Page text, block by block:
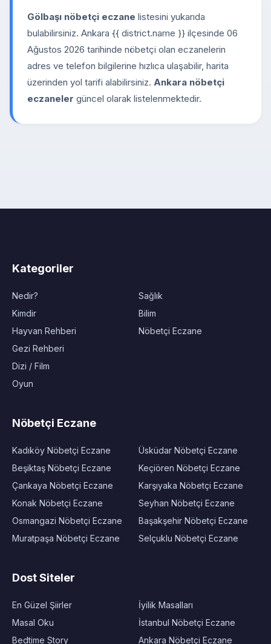
Gölbaşı nöbetçi eczane listesini yukarıda
bulabilirsiniz. Ankara {{ district.name }} ilçesinde 06
Ağustos 2026 tarihinde nöbetçi olan eczanelerin
adres ve telefon bilgilerine hızlıca ulaşabilir, harita
üzerinden yol tarifi alabilirsiniz. Ankara nöbetçi
eczaneler güncel olarak listelenmektedir.
Kategoriler
Nedir?
Kimdir
Hayvan Rehberi
Gezi Rehberi
Dizi / Film
Oyun
Sağlık
Bilim
Nöbetçi Eczane
Nöbetçi Eczane
Kadıköy Nöbetçi Eczane
Beşiktaş Nöbetçi Eczane
Çankaya Nöbetçi Eczane
Konak Nöbetçi Eczane
Osmangazi Nöbetçi Eczane
Muratpaşa Nöbetçi Eczane
Üsküdar Nöbetçi Eczane
Keçiören Nöbetçi Eczane
Karşıyaka Nöbetçi Eczane
Seyhan Nöbetçi Eczane
Başakşehir Nöbetçi Eczane
Selçuklu Nöbetçi Eczane
Dost Siteler
En Güzel Şiirler
Masal Oku
Bedtime Story
İyilik Masalları
İstanbul Nöbetçi Eczane
Ankara Nöbetçi Eczane